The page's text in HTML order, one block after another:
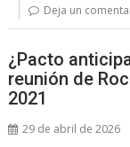
Deja un
¿Pacto
reunión de
2021
29 de abril de 2026